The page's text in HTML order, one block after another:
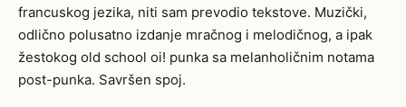
francuskog jezika, niti sam prevodio tekstove. Muzički,
odlično polusatno izdanje mračnog i melodičnog, a ipak
žestokog old school oi! punka sa melanholičnim notama
post-punka. Savršen spoj.